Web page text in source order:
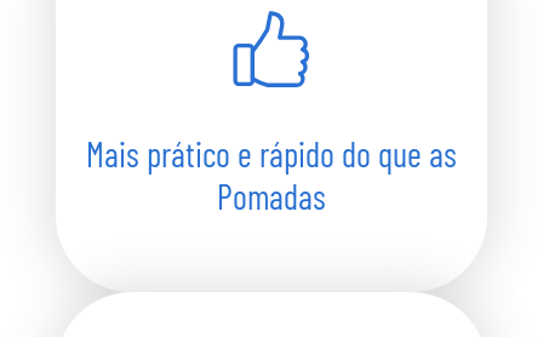
Mais prático e rápido do que as
Pomadas